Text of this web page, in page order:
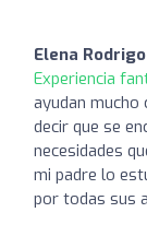
Elena Rodrigo
Experiencia
ayudan
decir que se
necesidades
mi padre lo
por todas sus